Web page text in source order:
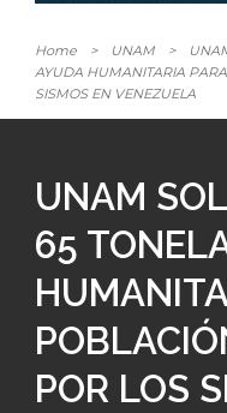
Home > UNAM >
AYUDA HUMANITARIA
SISMOS EN VENEZUELA
UNAM
65
POR LOS